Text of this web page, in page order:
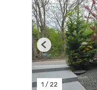
1 / 22
Previous